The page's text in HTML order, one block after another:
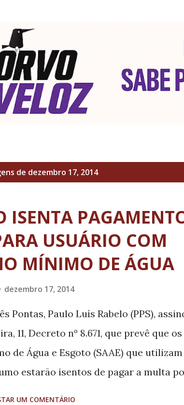
de dezembro 17, 2014
ISENTA
USUÁRIO COM
MÍNIMO DE ÁGUA
dezembro 17, 2014
Pontas, Paulo Luís Rabelo (PPS),
11, Decreto nº 8.671, que prevê que
de Água e Esgoto (SAAE) que
estarão isentos de pagar a multa
UM COMENTÁRIO